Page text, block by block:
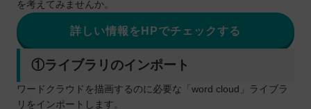
を考えてみませんか。
詳しい情報をHPでチェックする
①ライブラリのインポート
ワードクラウドを描画するのに必要な「word cloud」ライブラ
リをインポートします。